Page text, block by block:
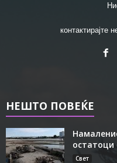
контактирајте
НЕШТО ПОВЕЌЕ
остатоци
Свет